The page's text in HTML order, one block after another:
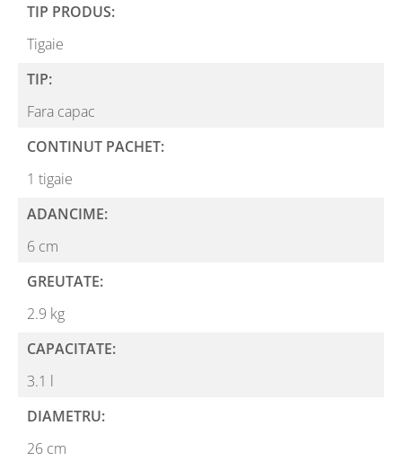
TIP PRODUS:
Tigaie
TIP:
Fara capac
CONTINUT PACHET:
1 tigaie
ADANCIME:
6 cm
GREUTATE:
2.9 kg
CAPACITATE:
3.1 l
DIAMETRU:
26 cm